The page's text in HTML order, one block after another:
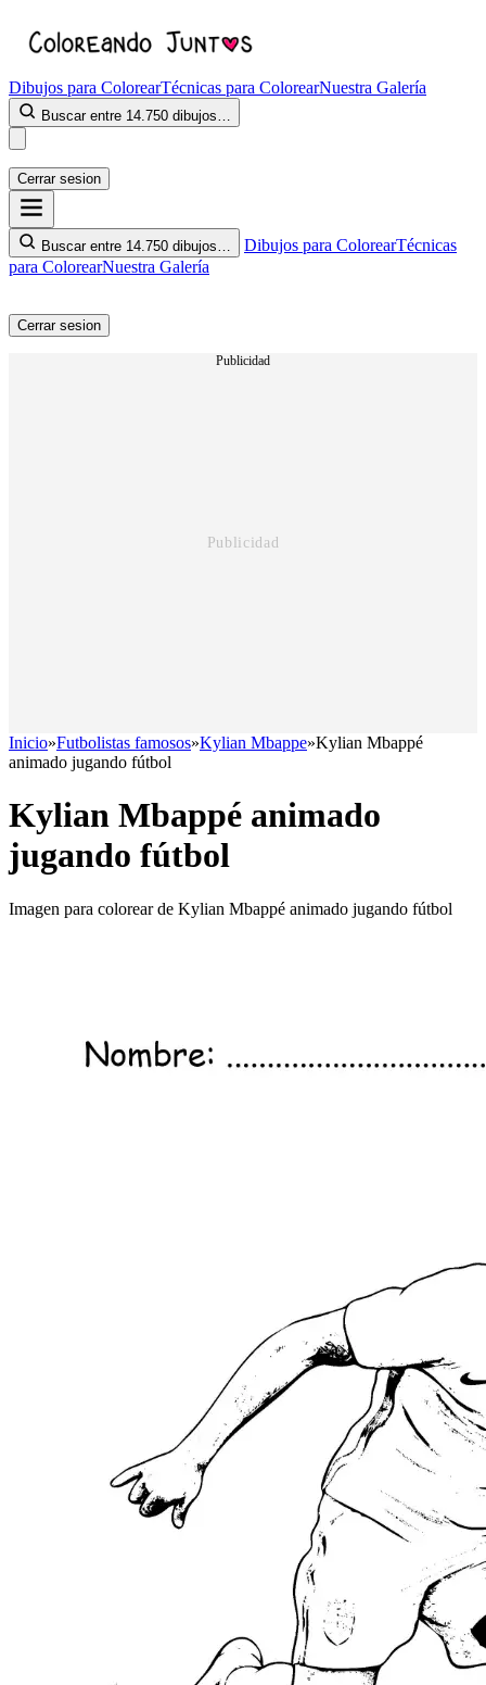
Dibujos para ColorearTécnicas para ColorearNuestra Galería
Buscar entre 14.750 dibujos…
Cerrar sesion
Buscar entre 14.750 dibujos… Dibujos para ColorearTécnicas
para ColorearNuestra Galería
Cerrar sesion
Publicidad
Inicio»Futbolistas famosos»Kylian Mbappe»Kylian Mbappé
animado jugando fútbol
Kylian Mbappé animado
jugando fútbol
Imagen para colorear de Kylian Mbappé animado jugando fútbol